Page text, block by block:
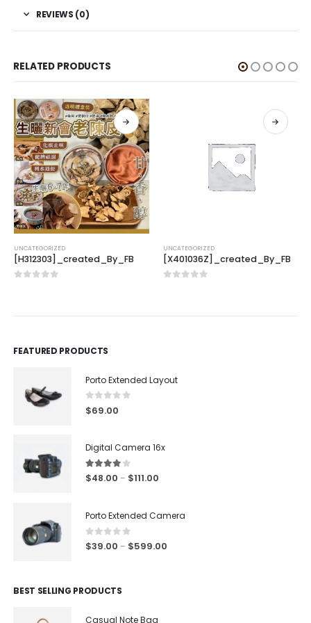
REVIEWS (0)
RELATED PRODUCTS
UNCATEGORIZED
[H312303]_created_By_FB
UNCATEGORIZED
[X401036Z]_created_By_FB
FEATURED PRODUCTS
Porto Extended Layout
0 out of 5
$69.00
Digital Camera 16x
4.00out of 5
$48.00 – $111.00
Porto Extended Camera
0out of 5
$39.00 – $599.00
BEST SELLING PRODUCTS
Casual Note Bag